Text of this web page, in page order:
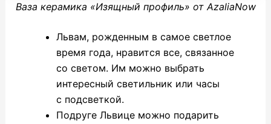
Ваза керамика «Изящный профиль» от AzaliaNow
Львам, рожденным в самое светлое
время года, нравится все, связанное
со светом. Им можно выбрать
интересный светильник или часы
с подсветкой.
Подруге Львице можно подарить